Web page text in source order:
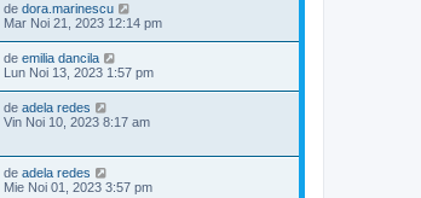
de dora.marinescu
Mar Noi 21, 2023 12:14 pm
de emilia dancila
Lun Noi 13, 2023 1:57 pm
de adela redes
Vin Noi 10, 2023 8:17 am
de adela redes
Mie Noi 01, 2023 3:57 pm